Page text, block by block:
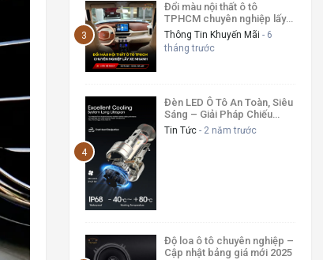
Đổi màu nội thất ô tô
TPHCM chuyên nghiệp lấy
xe nhanh
Thông Tin Khuyến Mãi - 6
tháng trước
Đèn LED Ô Tô An Toàn, Siêu
Sáng – Giải Pháp Chiếu
Sáng Tối Ưu 2025
Tin Tức - 2 năm trước
Độ loa ô tô chuyên nghiệp –
Cập nhật bảng giá mới 2025